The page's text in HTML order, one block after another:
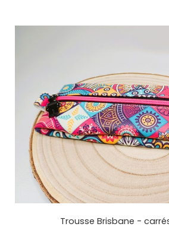
Trousse Brisbane -